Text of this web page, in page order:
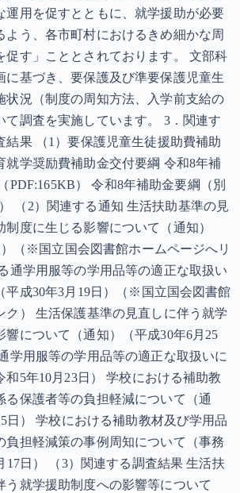
運用を促すとともに、就学援助が必要
よう、各市町村におけるきめ細かな周
促す」こととされております。 文部科
に基づき、要保護及び準要保護児童生
状況（制度の周知方法、入学前支給の
て調査を実施しています。 3．関連す
結果 （1）要保護児童生徒援助費補助
就学奨励費補助金交付要綱 令和8年補
PDF:165KB） 令和8年補助金要綱（別
（2）関連する通知 生活扶助基準の見
度に生じる影響について（通知）
）（※国立国会図書館ホームページへリ
通学用服等の学用品等の適正な取扱い
平成30年3月19日）（※国立国会図書館
ク） 生活保護基準の見直しに伴う就学
響について（通知）（平成30年6月25
学用服等の学用品等の適正な取扱いに
和5年10月23日） 学校における補助教
る保護者等の負担軽減について（通
日） 学校における補助教材及び学用品
負担軽減策の事例周知について（事務
17日） （3）関連する調査結果 生活扶
う就学援助制度への影響等について